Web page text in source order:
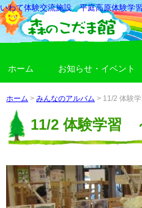
いわて体験交流施設 平庭高原体験学
ホーム お知らせ・イベント
ホーム > みんなのアルバム > 11/2 体験
11/2 体験学習